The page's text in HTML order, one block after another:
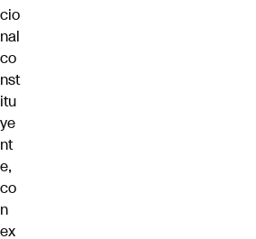
cio
nal
co
nst
itu
ye
nt
e,
co
n
ex